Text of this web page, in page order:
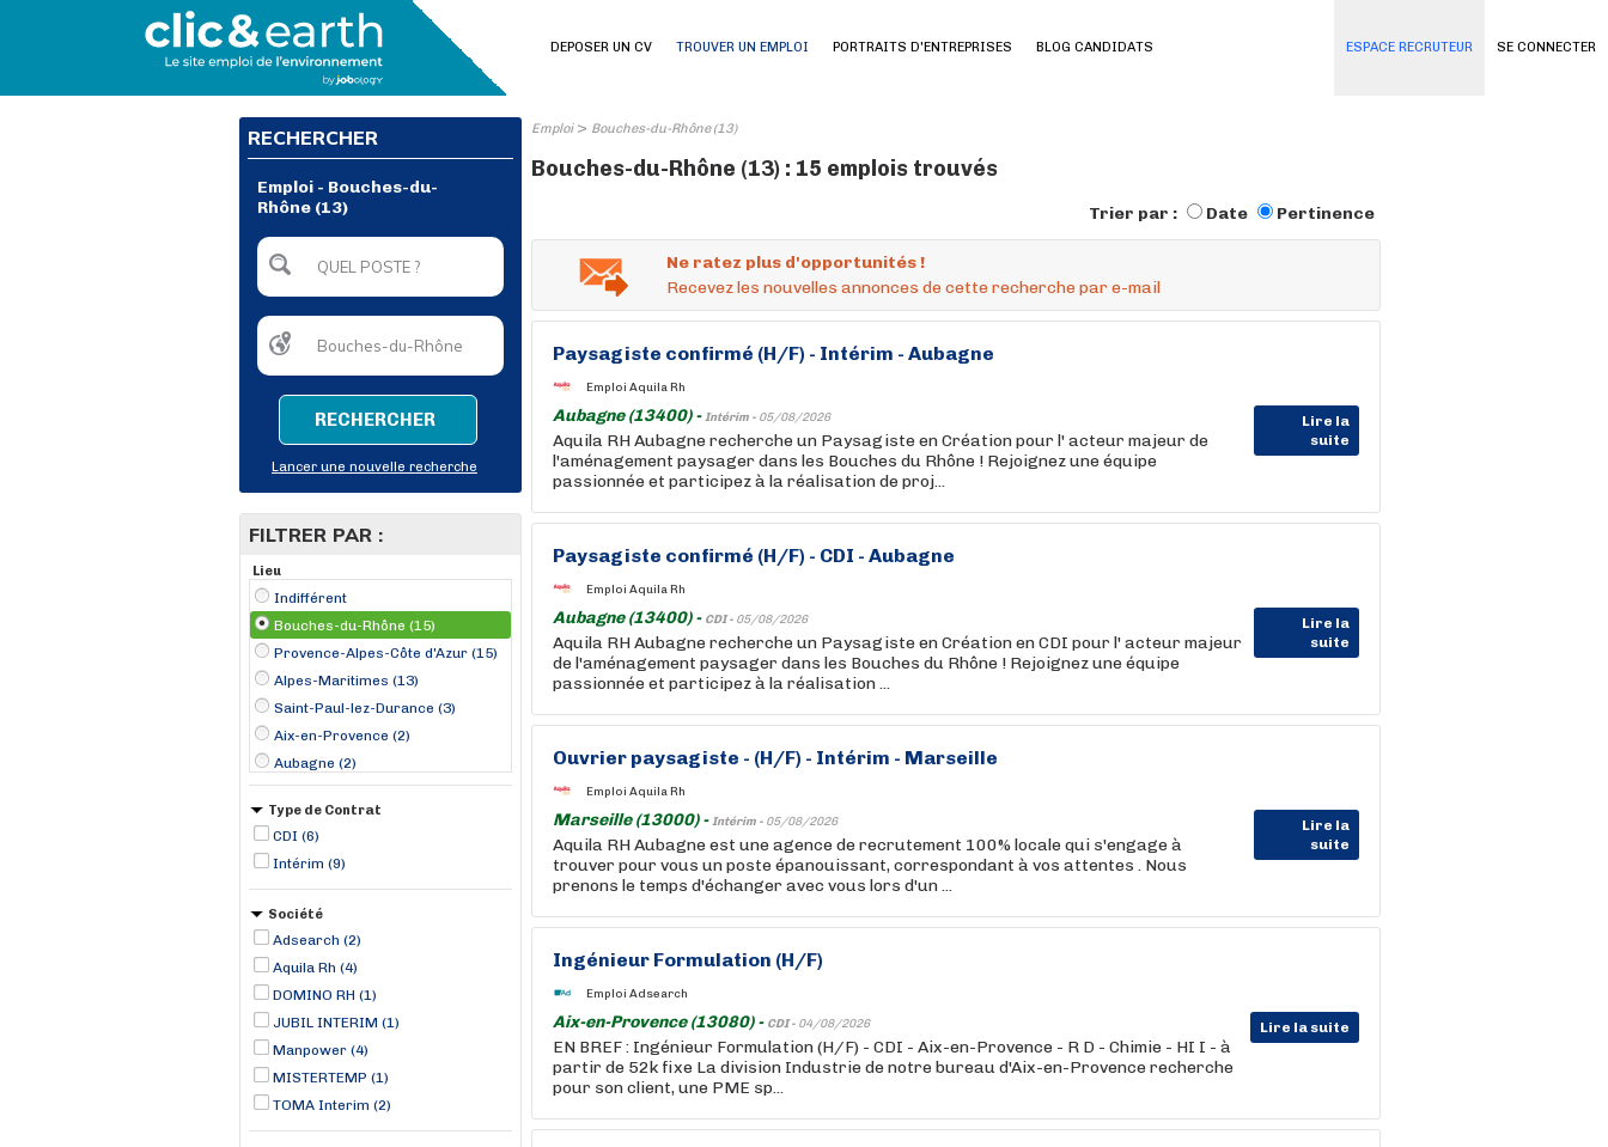
SE CONNECTER
DEPOSER UN CV TROUVER UN EMPLOI PORTRAITS D'ENTREPRISES BLOG CANDIDATS ESPACE RECRUTEUR
RECHERCHER
Emploi - Bouches-du-
Rhône (13)
RECHERCHER
Lancer une nouvelle recherche
FILTRER PAR :
Lieu
Indifférent
Bouches-du-Rhône (15)
Provence-Alpes-Côte d'Azur (15)
Alpes-Maritimes (13)
Saint-Paul-lez-Durance (3)
Aix-en-Provence (2)
Aubagne (2)
Marseille (2)
Vitrolles (2)
Fos-sur-Mer (1)
Trets (1)
Type de Contrat
CDI (6)
Intérim (9)
Société
Adsearch (2)
Aquila Rh (4)
DOMINO RH (1)
JUBIL INTERIM (1)
Manpower (4)
MISTERTEMP (1)
TOMA Interim (2)
Emploi> Bouches-du-Rhône (13)
Bouches-du-Rhône (13) : 15 emplois trouvés
Trier par : Date Pertinence
Ne ratez plus d'opportunités !
Recevez les nouvelles annonces de cette recherche par e-mail
Paysagiste confirmé (H/F) - Intérim - Aubagne
Emploi Aquila Rh
Aubagne (13400) -Intérim - 05/08/2026
Lire la
suite
Aquila RH Aubagne recherche un Paysagiste en Création pour l' acteur majeur de
l'aménagement paysager dans les Bouches du Rhône ! Rejoignez une équipe
passionnée et participez à la réalisation de proj...
Paysagiste confirmé (H/F) - CDI - Aubagne
Emploi Aquila Rh
Aubagne (13400) - CDI - 05/08/2026
Lire la
suite
Aquila RH Aubagne recherche un Paysagiste en Création en CDI pour l' acteur majeur
de l'aménagement paysager dans les Bouches du Rhône ! Rejoignez une équipe
passionnée et participez à la réalisation ...
Ouvrier paysagiste - (H/F) - Intérim - Marseille
Emploi Aquila Rh
Marseille (13000) -Intérim - 05/08/2026
Lire la
suite
Aquila RH Aubagne est une agence de recrutement 100% locale qui s'engage à
trouver pour vous un poste épanouissant, correspondant à vos attentes . Nous
prenons le temps d'échanger avec vous lors d'un ...
Ingénieur Formulation (H/F)
Emploi Adsearch
Aix-en-Provence (13080) - CDI - 04/08/2026 Lire la suite
EN BREF : Ingénieur Formulation (H/F) - CDI - Aix-en-Provence - R D - Chimie - HI I - à
partir de 52k fixe La division Industrie de notre bureau d'Aix-en-Provence recherche
pour son client, une PME sp...